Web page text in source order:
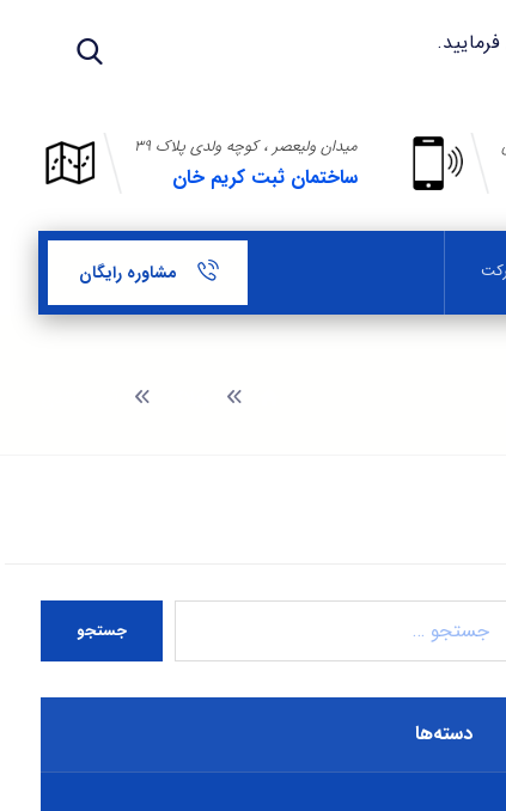
میدان ولیعصر ، کوچه ولدی پلاک ۳۹
ساختمان ثبت کریم خان
مشاوره رایگان
جستجو
دسته‌ها